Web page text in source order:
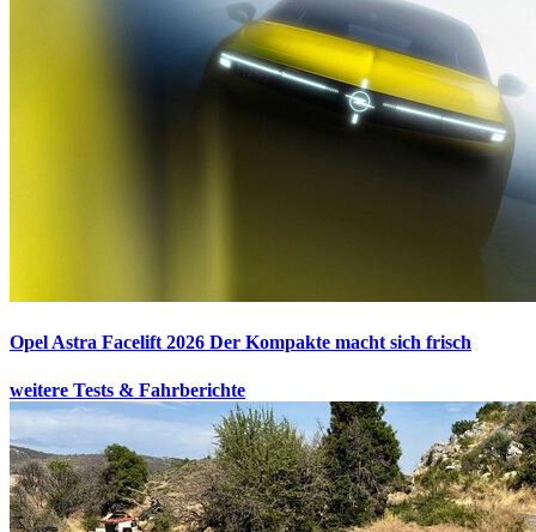
Opel Astra Facelift 2026 Der Kompakte macht sich frisch
weitere Tests & Fahrberichte